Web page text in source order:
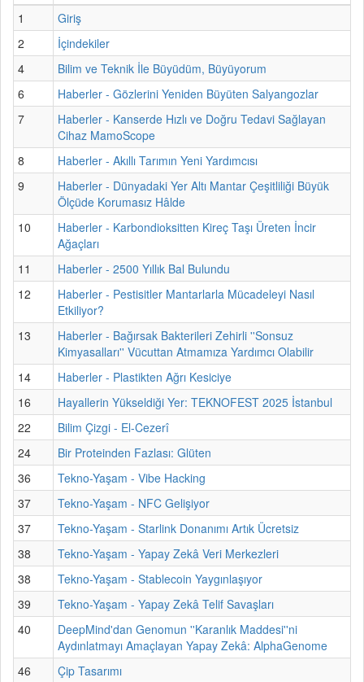
1
Giriş
2
İçindekiler
4
Bilim ve Teknik İle Büyüdüm, Büyüyorum
6
Haberler - Gözlerini Yeniden Büyüten Salyangozlar
7
Haberler - Kanserde Hızlı ve Doğru Tedavi Sağlayan
Cihaz MamoScope
8
Haberler - Akıllı Tarımın Yeni Yardımcısı
9
Haberler - Dünyadaki Yer Altı Mantar Çeşitliliği Büyük
Ölçüde Korumasız Hâlde
10
Haberler - Karbondioksitten Kireç Taşı Üreten İncir
Ağaçları
11
Haberler - 2500 Yıllık Bal Bulundu
12
Haberler - Pestisitler Mantarlarla Mücadeleyi Nasıl
Etkiliyor?
13
Haberler - Bağırsak Bakterileri Zehirli ''Sonsuz
Kimyasalları'' Vücuttan Atmamıza Yardımcı Olabilir
14
Haberler - Plastikten Ağrı Kesiciye
16
Hayallerin Yükseldiği Yer: TEKNOFEST 2025 İstanbul
22
Bilim Çizgi - El-Cezerî
24
Bir Proteinden Fazlası: Glüten
36
Tekno-Yaşam - Vibe Hacking
37
Tekno-Yaşam - NFC Gelişiyor
37
Tekno-Yaşam - Starlink Donanımı Artık Ücretsiz
38
Tekno-Yaşam - Yapay Zekâ Veri Merkezleri
38
Tekno-Yaşam - Stablecoin Yaygınlaşıyor
39
Tekno-Yaşam - Yapay Zekâ Telif Savaşları
40
DeepMind'dan Genomun ''Karanlık Maddesi''ni
Aydınlatmayı Amaçlayan Yapay Zekâ: AlphaGenome
46
Çip Tasarımı